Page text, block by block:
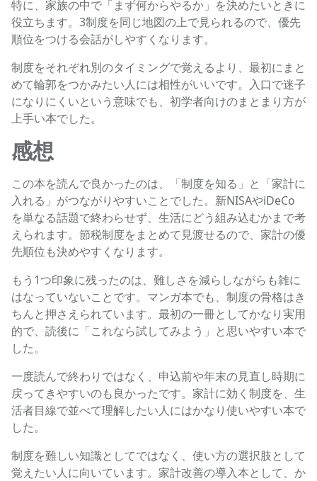
特に、家族の中で「まず何からやるか」を決めたいときに
役立ちます。3制度を同じ地図の上で見られるので、優先
順位をつける会話がしやすくなります。
制度をそれぞれ別のタイミングで覚えるより、最初にまと
めて輪郭をつかみたい人には相性がいいです。入口で迷子
になりにくいという意味でも、初学者向けのまとまり方が
上手い本でした。
感想
この本を読んで良かったのは、「制度を知る」と「家計に
入れる」がつながりやすいことでした。新NISAやiDeCo
を単なる話題で終わらせず、生活にどう組み込むかまで考
えられます。節税制度をまとめて見渡せるので、家計の優
先順位も決めやすくなります。
もう1つ印象に残ったのは、難しさを減らしながらも雑に
はなっていないことです。マンガ本でも、制度の骨格はき
ちんと押さえられています。最初の一冊としてかなり実用
的で、読後に「これなら試してみよう」と思いやすい本で
した。
一度読んで終わりではなく、申込前や年末の見直し時期に
戻ってきやすいのも良かったです。家計に効く制度を、生
活者目線で並べて理解したい人にはかなり使いやすい本で
した。
制度を難しい知識としてではなく、使い方の選択肢として
覚えたい人に向いています。家計改善の導入本として、か